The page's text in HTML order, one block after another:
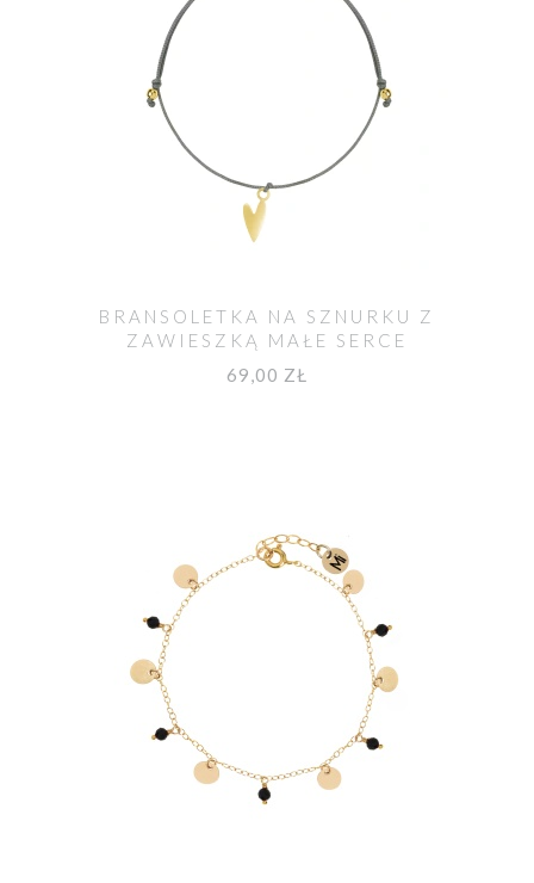
BRANSOLETKA NA SZNURKU Z
ZAWIESZKĄ MAŁE SERCE
POZŁACANA
69,00 ZŁ